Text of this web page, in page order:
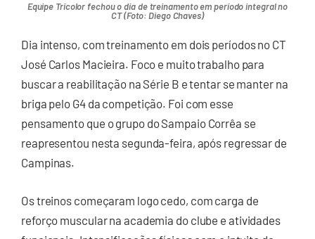
Equipe Tricolor fechou o dia de treinamento em período integral no
CT (Foto: Diego Chaves)
Dia intenso, com treinamento em dois períodos no CT
José Carlos Macieira. Foco e muito trabalho para
buscar a reabilitação na Série B e tentar se manter na
briga pelo G4 da competição. Foi com esse
pensamento que o grupo do Sampaio Corrêa se
reapresentou nesta segunda-feira, após regressar de
Campinas.
Os treinos começaram logo cedo, com carga de
reforço muscular na academia do clube e atividades